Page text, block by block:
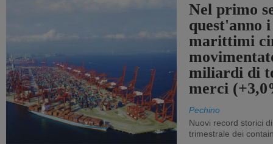
Nel primo
quest'anno
marittimi
miliardi di
merci
Pechino
Nuovi record storici
trimestrale dei